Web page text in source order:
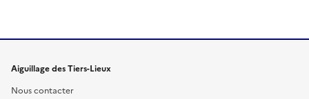
Aiguillage des Tiers-Lieux
Nous contacter